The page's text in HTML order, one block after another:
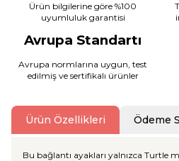
Ürün bilgilerine göre %100
uyumluluk garantisi
Avrupa Standartı
Avrupa normlarına uygun, test
edilmiş ve sertifikalı ürünler
Ürün Özellikleri Ödeme
Bu bağlantı ayakları yalnızca Turtle